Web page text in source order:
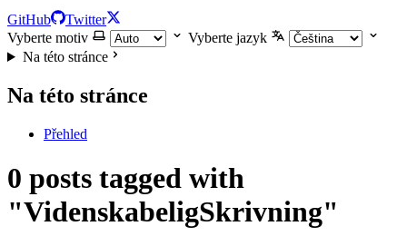
GitHub
Twitter
Vyberte motiv
Vyberte jazyk
Na této stránce
Na této stránce
Přehled
0 posts tagged with
"VidenskabeligSkrivning"